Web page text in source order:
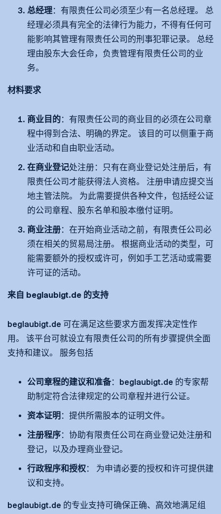
总经理：有限责任公司必须至少有一名总经理。 总
经理必须具有完全的法律行为能力，不得有任何可
能影响其管理有限责任公司的刑事犯罪记录。 总经
理由股东大会任命，负责管理有限责任公司的业
务。
材料要求
商业目的：有限责任公司的商业目的必须在公司章
程中得到合法、明确的界定。 该目的可以侧重于商
业活动和自由职业活动。
在商业登记处注册：只有在商业登记处注册后，有
限责任公司才能获得法人资格。 注册申请应提交当
地主管法院。 为此需要提供各种文件，包括经公证
的公司章程、股东名单和股本缴付证明。
商业注册：在开始商业活动之前，有限责任公司必
须在相关的贸易局注册。 根据商业活动的类型，可
能需要额外的授权或许可，例如手工艺活动或需要
许可证的活动。
来自 beglaubigt.de 的支持
beglaubigt.de 可在满足这些要求方面发挥决定性作
用。 该平台可就设立有限责任公司的所有步骤提供全面
支持和建议。 服务包括
公司章程的建议和准备：beglaubigt.de 的专家帮
助制定符合法律规定的公司章程并进行公证。
资本证明 ：提供所需股本的证明文件。
注册程序：协助有限责任公司在商业登记处注册和
登记，以及办理商业登记。
行政程序和授权： 为申请必要的授权和许可提供建
议和支持。
beglaubigt.de 的专业支持可确保正确、高效地满足组